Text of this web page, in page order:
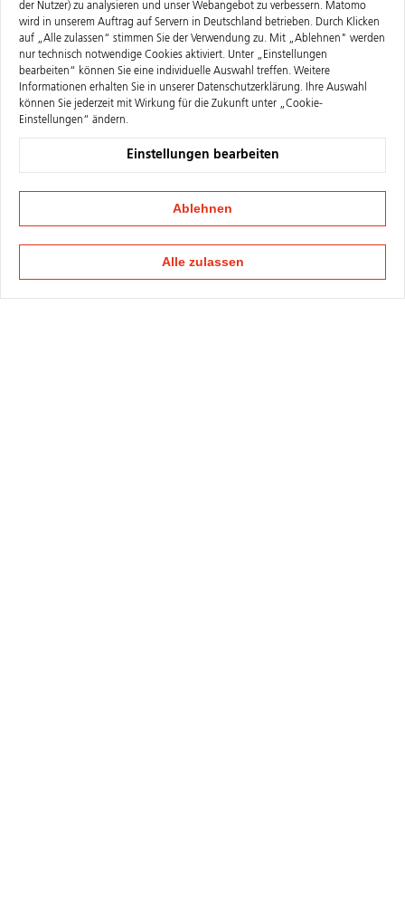
der Nutzer) zu analysieren und unser Webangebot zu verbessern. Matomo
wird in unserem Auftrag auf Servern in Deutschland betrieben. Durch Klicken
auf „Alle zulassen“ stimmen Sie der Verwendung zu. Mit „Ablehnen" werden
nur technisch notwendige Cookies aktiviert. Unter „Einstellungen
bearbeiten“ können Sie eine individuelle Auswahl treffen. Weitere
Informationen erhalten Sie in unserer Datenschutzerklärung. Ihre Auswahl
können Sie jederzeit mit Wirkung für die Zukunft unter „Cookie-
Einstellungen“ ändern.
Einstellungen bearbeiten
Ablehnen
Alle zulassen